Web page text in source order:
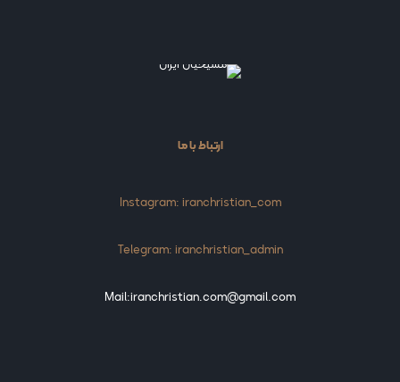
ارتباط با ما
Instagram: iranchristian_com
Telegram: iranchristian_admin
Mail:iranchristian.com@gmail.com